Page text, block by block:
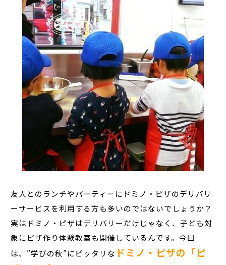
友人とのランチやパーティーにドミノ・ピザのデリバリ
ーサービスを利用する方も多いのではないでしょうか？
実はドミノ・ピザはデリバリーだけじゃなく、子ども対
象にピザ作り体験教室も開催しているんです。今回
は、”学びの秋”にピッタリな ドミノ・ピザの「ピ